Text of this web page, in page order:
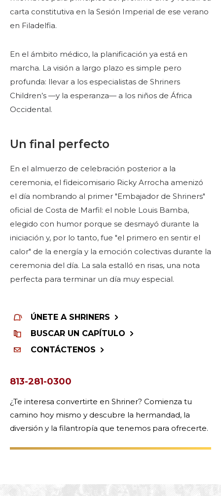
carta constitutiva en la Sesión Imperial de ese verano
en Filadelfia.
En el ámbito médico, la planificación ya está en
marcha. La visión a largo plazo es simple pero
profunda: llevar a los especialistas de Shriners
Children’s —y la esperanza— a los niños de África
Occidental.
Un final perfecto
En el almuerzo de celebración posterior a la
ceremonia, el fideicomisario Ricky Arrocha amenizó
el día nombrando al primer "Embajador de Shriners"
oficial de Costa de Marfil: el noble Louis Bamba,
elegido con humor porque se desmayó durante la
iniciación y, por lo tanto, fue "el primero en sentir el
calor" de la energía y la emoción colectivas durante la
ceremonia del día. La sala estalló en risas, una nota
perfecta para terminar un día muy especial.
ÚNETE A SHRINERS
BUSCAR UN CAPÍTULO
CONTÁCTENOS
813-281-0300
¿Te interesa convertirte en Shriner? Comienza tu
camino hoy mismo y descubre la hermandad, la
diversión y la filantropía que tenemos para ofrecerte.